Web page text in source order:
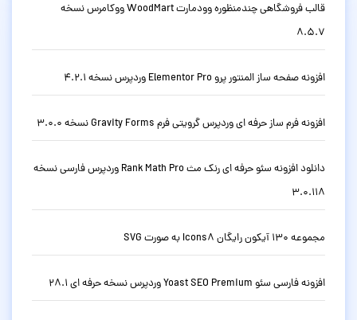
قالب فروشگاهی چندمنظوره وودمارت WoodMart ووکامرس نسخه
8.5.7
افزونه صفحه ساز المنتور پرو Elementor Pro وردپرس نسخه 4.2.1
افزونه فرم ساز حرفه ای وردپرس گرویتی فرم Gravity Forms نسخه 3.0.0
دانلود افزونه سئو حرفه ای رنک مث Rank Math Pro وردپرس فارسی نسخه
3.0.118
مجموعه 130 آیکون رایگان Icons8 به صورت SVG
افزونه فارسی سئو Yoast SEO Premium وردپرس نسخه حرفه ای 28.1